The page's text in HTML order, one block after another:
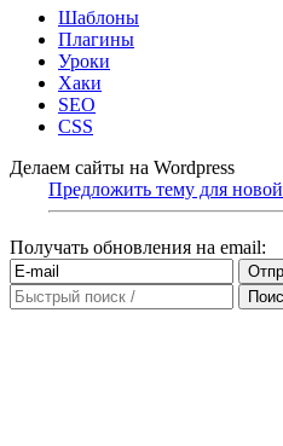
Шаблоны
Плагины
Уроки
Хаки
SEO
CSS
Делаем сайты на Wordpress
Предложить тему для новой
Получать обновления на email: